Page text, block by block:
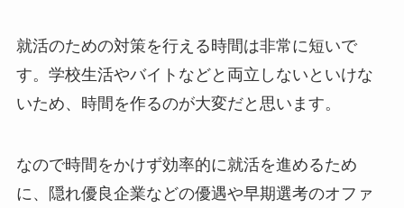
就活のための対策を行える時間は非常に短いで
す。学校生活やバイトなどと両立しないといけな
いため、時間を作るのが大変だと思います。
なので時間をかけず効率的に就活を進めるため
に、隠れ優良企業などの優遇や早期選考のオファ